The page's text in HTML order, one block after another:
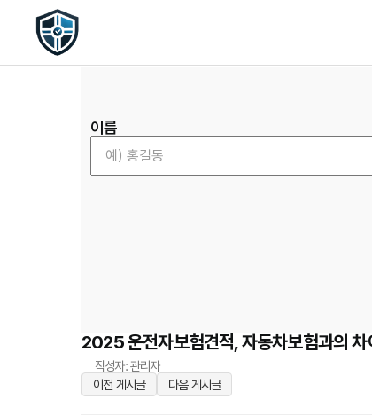
이름
2025 운전자보험견적, 자동차보험과의 차
작성자: 관리자
이전 게시글
다음 게시글